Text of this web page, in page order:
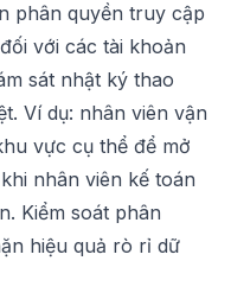
phân quyền truy cập
với các tài khoản
sát nhật ký thao
Ví dụ: nhân viên vận
vực cụ thể để mở
nhân viên kế toán
Kiểm soát phân
hiệu quả rò rỉ dữ